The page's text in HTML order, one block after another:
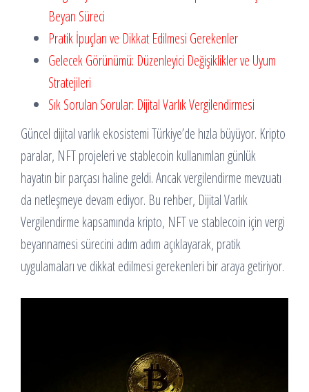
Beyan Süreci
Pratik İpuçları ve Dikkat Edilmesi Gerekenler
Gelecek Görünümü: Düzenleyici Değişiklikler ve Uyum
Stratejileri
Sık Sorulan Sorular: Dijital Varlık Vergilendirmesi
Güncel dijital varlık ekosistemi Türkiye’de hızla büyüyor. Kripto
paralar, NFT projeleri ve stablecoin kullanımları günlük
hayatın bir parçası haline geldi. Ancak vergilendirme mevzuatı
da netleşmeye devam ediyor. Bu rehber, Dijital Varlık
Vergilendirme kapsamında kripto, NFT ve stablecoin için vergi
beyannamesi sürecini adım adım açıklayarak, pratik
uygulamaları ve dikkat edilmesi gerekenleri bir araya getiriyor.